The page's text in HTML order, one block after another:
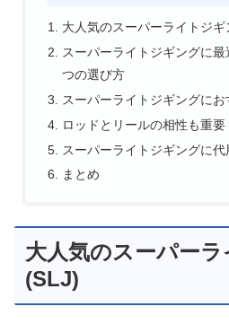
大人気のスーパーライトジギ
スーパーライトジギングに
つの選び方
スーパーライトジギングに
ロッドとリールの相性も重要
スーパーライトジギングに
まとめ
大人気のスーパー
(SLJ)